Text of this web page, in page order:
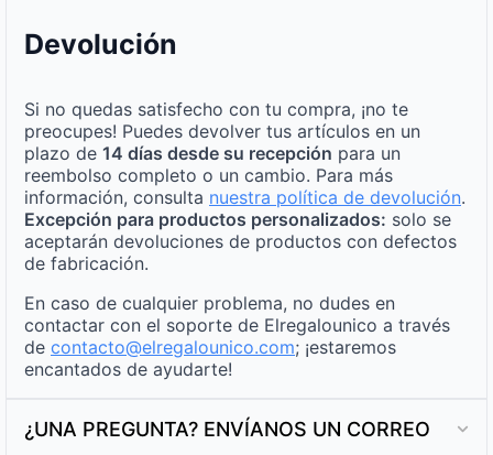
Devolución
Si no quedas satisfecho con tu compra, ¡no te
preocupes! Puedes devolver tus artículos en un
plazo de 14 días desde su recepción para un
reembolso completo o un cambio. Para más
información, consulta nuestra política de devolución.
Excepción para productos personalizados: solo se
aceptarán devoluciones de productos con defectos
de fabricación.
En caso de cualquier problema, no dudes en
contactar con el soporte de Elregalounico a través
de contacto@elregalounico.com; ¡estaremos
encantados de ayudarte!
¿UNA PREGUNTA? ENVÍANOS UN CORREO